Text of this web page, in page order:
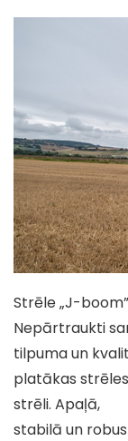
Strēle „J-boom”
Nepārtraukti
tilpuma un
platākas
strēli. Apaļā,
stabilā un